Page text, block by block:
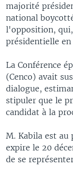
majorité
national
l'opposition,
présidentielle en
La Conférence
(Cenco) avait
dialogue,
stipuler que le
candidat à la
M. Kabila est au
expire le 20
de se